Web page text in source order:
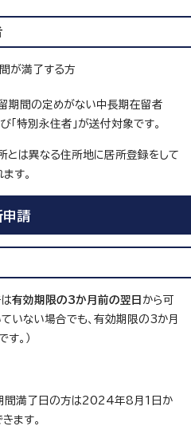
が満了する方
期間の定めがない中長期在留者
「特別永住者」が送付対象です。
とは異なる住所地に居所登録をして
す。
申請
有効期限の3か月前の翌日 から可
いない場合でも、有効期限の3か月
。）
満了日の方は2024年8月1日か
ます。